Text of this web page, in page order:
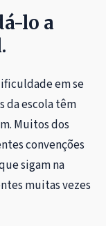
lo a
em se
da escola têm
Muitos dos
convenções
sigam na
muitas vezes